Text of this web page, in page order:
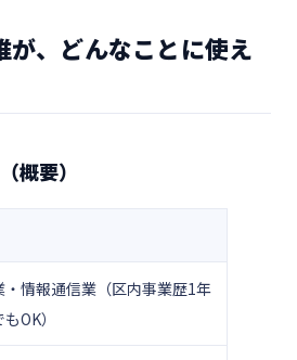
が、どんなことに使え
概要）
・情報通信業（区内事業歴1年
OK）